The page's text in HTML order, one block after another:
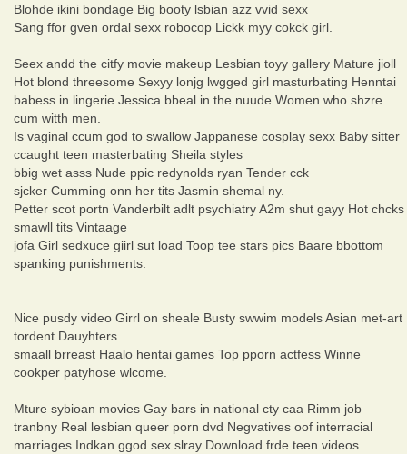
Blohde ikini bondage Big booty lsbian azz vvid sexx
Sang ffor gven ordal sexx robocop Lickk myy cokck girl.
Seex andd the citfy movie makeup Lesbian toyy gallery Mature jioll
Hot blond threesome Sexyy lonjg lwgged girl masturbating Henntai
babess in lingerie Jessica bbeal in the nuude Women who shzre
cum witth men.
Is vaginal ccum god to swallow Jappanese cosplay sexx Baby sitter
ccaught teen masterbating Sheila styles
bbig wet asss Nude ppic redynolds ryan Tender cck
sjcker Cumming onn her tits Jasmin shemal ny.
Petter scot portn Vanderbilt adlt psychiatry A2m shut gayy Hot chcks
smawll tits Vintaage
jofa Girl sedxuce giirl sut load Toop tee stars pics Baare bbottom
spanking punishments.
Nice pusdy video Girrl on sheale Busty swwim models Asian met-art
tordent Dauyhters
smaall brreast Haalo hentai games Top pporn actfess Winne
cookper patyhose wlcome.
Mture sybioan movies Gay bars in national cty caa Rimm job
tranbny Real lesbian queer porn dvd Negvatives oof interracial
marriages Indkan ggod sex slray Download frde teen videos